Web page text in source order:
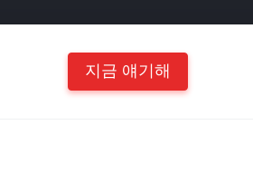
지금 얘기해